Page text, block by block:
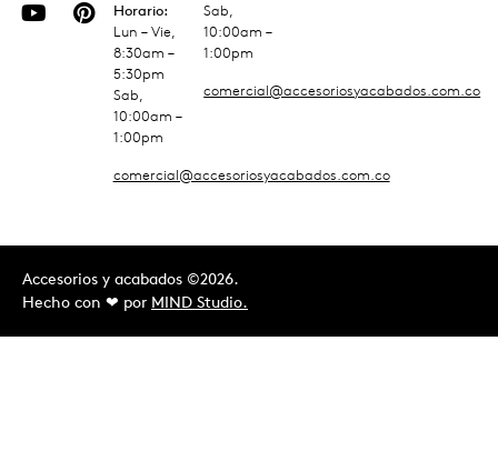
Horario:
Lun – Vie,
8:30am –
5:30pm
Sab,
10:00am –
1:00pm
comercial@accesoriosyacabados.com.co
Sab,
10:00am –
1:00pm
comercial@accesoriosyacabados.com.co
Accesorios y acabados ©2026.
Hecho con ❤︎ por MIND Studio.